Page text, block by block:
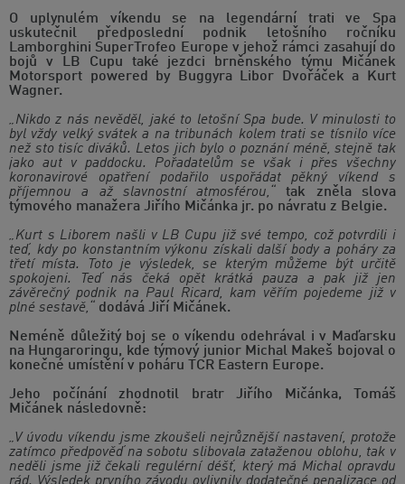
O uplynulém víkendu se na legendární trati ve Spa
uskutečnil předposlední podnik letošního ročníku
Lamborghini SuperTrofeo Europe v jehož rámci zasahují do
bojů v LB Cupu také jezdci brněnského týmu Mičánek
Motorsport powered by Buggyra Libor Dvořáček a Kurt
Wagner.
„Nikdo z nás nevěděl, jaké to letošní Spa bude. V minulosti to
byl vždy velký svátek a na tribunách kolem trati se tísnilo více
než sto tisíc diváků. Letos jich bylo o poznání méně, stejně tak
jako aut v paddocku. Pořadatelům se však i přes všechny
koronavirové opatření podařilo uspořádat pěkný víkend s
příjemnou a až slavnostní atmosférou,“
tak zněla slova
týmového manažera Jiřího Mičánka jr. po návratu z Belgie.
„Kurt s Liborem našli v LB Cupu již své tempo, což potvrdili i
teď, kdy po konstantním výkonu získali další body a poháry za
třetí místa. Toto je výsledek, se kterým můžeme být určitě
spokojeni. Teď nás čeká opět krátká pauza a pak již jen
závěrečný podnik na Paul Ricard, kam věřím pojedeme již v
plné sestavě,“ dodává Jiří Mičánek.
Neméně důležitý boj se o víkendu odehrával i v Maďarsku
na Hungaroringu, kde týmový junior Michal Makeš bojoval o
konečné umístění v poháru TCR Eastern Europe.
Jeho počínání zhodnotil bratr Jiřího Mičánka, Tomáš
Mičánek následovně:
„V úvodu víkendu jsme zkoušeli nejrůznější nastavení, protože
zatímco předpověď na sobotu slibovala zataženou oblohu, tak v
neděli jsme již čekali regulérní déšť, který má Michal opravdu